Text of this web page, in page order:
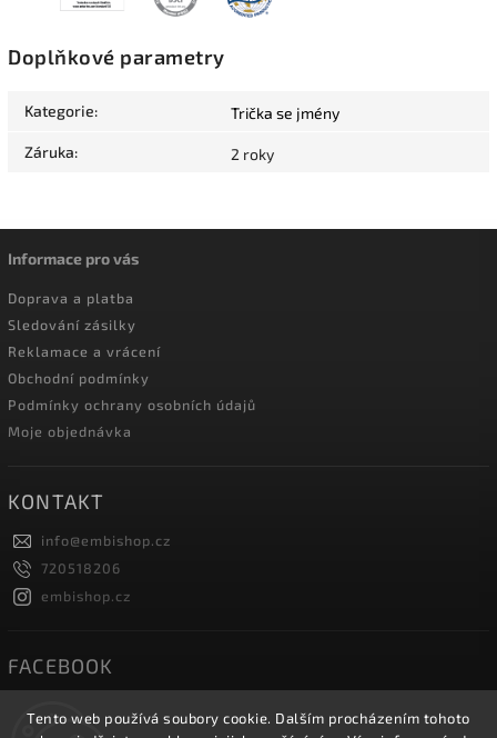
Tento web používá soubory cookie. Dalším procházením tohoto
Doplňkové parametry
Kategorie: Trička se jmény
Záruka: 2 roky
Informace pro vás
Doprava a platba
Sledování zásilky
Reklamace a vrácení
Obchodní podmínky
Podmínky ochrany osobních údajů
Moje objednávka
KONTAKT
info@embishop.cz
720518206
embishop.cz
FACEBOOK